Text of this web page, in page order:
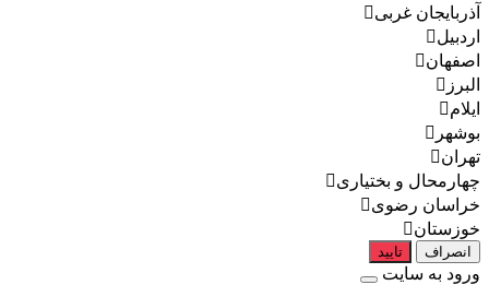
آذربایجان غربی
اردبیل
اصفهان
البرز
ایلام
بوشهر
تهران
چهارمحال و بختیاری
خراسان رضوی
خوزستان
انصراف تایید
ورود به سایت